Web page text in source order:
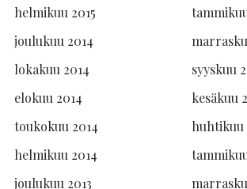
helmikuu 2015
joulukuu 2014
lokakuu 2014
syyskuu
elokuu 2014
kesäkuu
toukokuu 2014
huhtikuu
helmikuu 2014
joulukuu 2013